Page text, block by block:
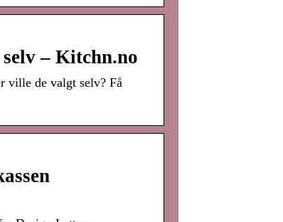
– Kitchn.no
ville de valgt selv? Få